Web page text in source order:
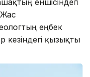
еңбек
қызықты